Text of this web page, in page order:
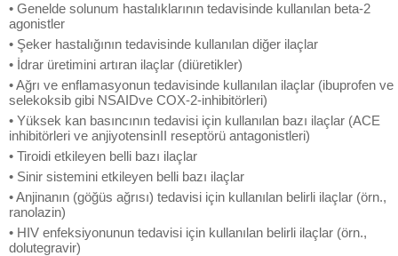
• Genelde solunum hastalıklarının tedavisinde kullanılan beta-2
agonistler
• Şeker hastalığının tedavisinde kullanılan diğer ilaçlar
• İdrar üretimini artıran ilaçlar (diüretikler)
• Ağrı ve enflamasyonun tedavisinde kullanılan ilaçlar (ibuprofen ve
selekoksib gibi NSAIDve COX-2-inhibitörleri)
• Yüksek kan basıncının tedavisi için kullanılan bazı ilaçlar (ACE
inhibitörleri ve anjiyotensinII reseptörü antagonistleri)
• Tiroidi etkileyen belli bazı ilaçlar
• Sinir sistemini etkileyen belli bazı ilaçlar
• Anjinanın (göğüs ağrısı) tedavisi için kullanılan belirli ilaçlar (örn.,
ranolazin)
• HIV enfeksiyonunun tedavisi için kullanılan belirli ilaçlar (örn.,
dolutegravir)